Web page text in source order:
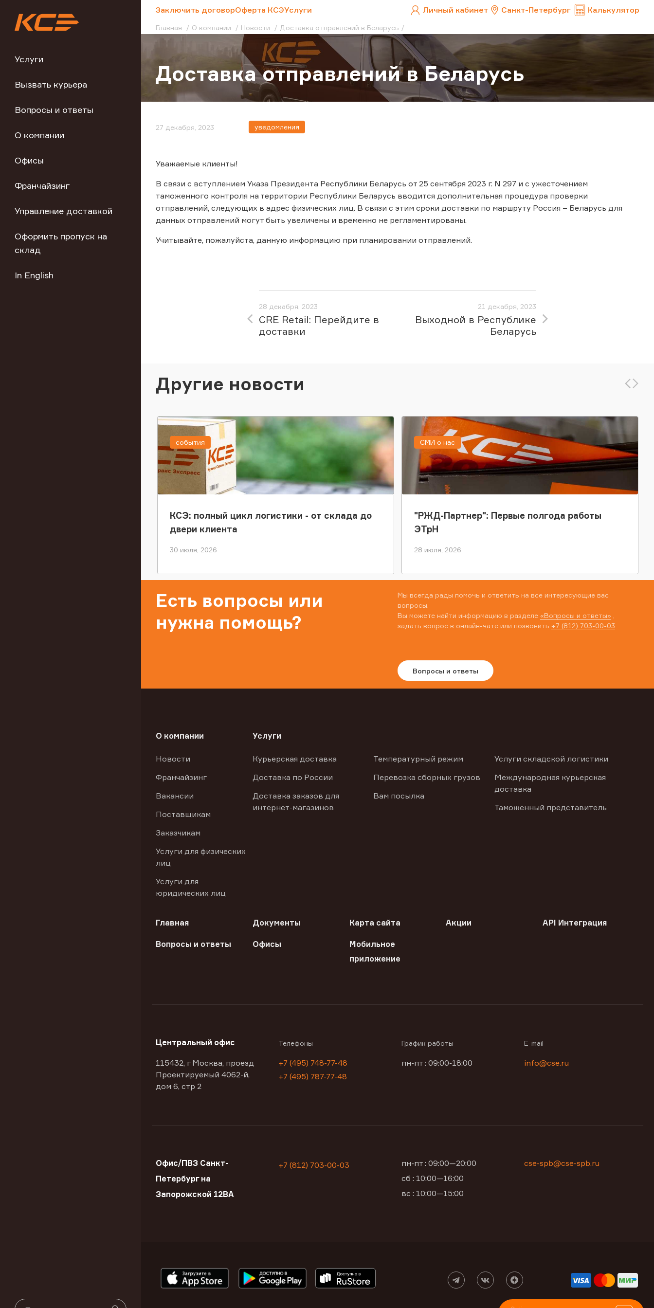
Услуги
Вызвать курьера
Вопросы и ответы
О компании
Офисы
Франчайзинг
Управление доставкой
Оформить пропуск на
склад
In English
Заключить договорОферта КСЭУслуги Личный кабинет Санкт-Петербург Калькулятор
Главная О компании Новости Доставка отправлений в Беларусь
Доставка отправлений в Беларусь
27 декабря, 2023 уведомления
Уважаемые клиенты!
В связи с вступлением Указа Президента Республики Беларусь от 25 сентября 2023 г. N 297 и с ужесточением
таможенного контроля на территории Республики Беларусь вводится дополнительная процедура проверки
отправлений, следующих в адрес физических лиц. В связи с этим сроки доставки по маршруту Россия – Беларусь для
данных отправлений могут быть увеличены и временно не регламентированы.
Учитывайте, пожалуйста, данную информацию при планировании отправлений.
28 декабря, 2023
CRE Retail: Перейдите в
доставки
21 декабря, 2023
Выходной в Республике
Беларусь
Другие новости
КСЭ: полный цикл логистики - от склада до
двери клиента
30 июля, 2026
события
"РЖД-Партнер": Первые полгода работы
ЭТрН
28 июля, 2026
СМИ о нас
Есть вопросы или
нужна помощь?
Мы всегда рады помочь и ответить на все интересующие вас
вопросы.
Вы можете найти информацию в разделе «Вопросы и ответы»
задать вопрос в онлайн-чате или позвонить +7 (812) 703-00-03
Вопросы и ответы
О компании
Новости
Франчайзинг
Вакансии
Поставщикам
Заказчикам
Услуги для физических
лиц
Услуги для
юридических лиц
Услуги
Курьерская доставка
Доставка по России
Доставка заказов для
интернет-магазинов
Температурный режим
Перевозка сборных грузов
Вам посылка
Услуги складской логистики
Международная курьерская
доставка
Таможенный представитель
Главная Документы Карта сайта Акции API Интеграция
Вопросы и ответы Офисы
Мобильное
приложение
Центральный офис
115432, г Москва, проезд
Проектируемый 4062-й,
дом 6, стр 2
Телефоны
+7 (495) 748-77-48
+7 (495) 787-77-48
График работы
пн-пт : 09:00-18:00
E-mail
info@cse.ru
Офис/ПВЗ Санкт-
Петербург на
Запорожской 12ВА
+7 (812) 703-00-03
пн-пт : 09:00—20:00
сб : 10:00—16:00
вс : 10:00—15:00
cse-spb@cse-spb.ru